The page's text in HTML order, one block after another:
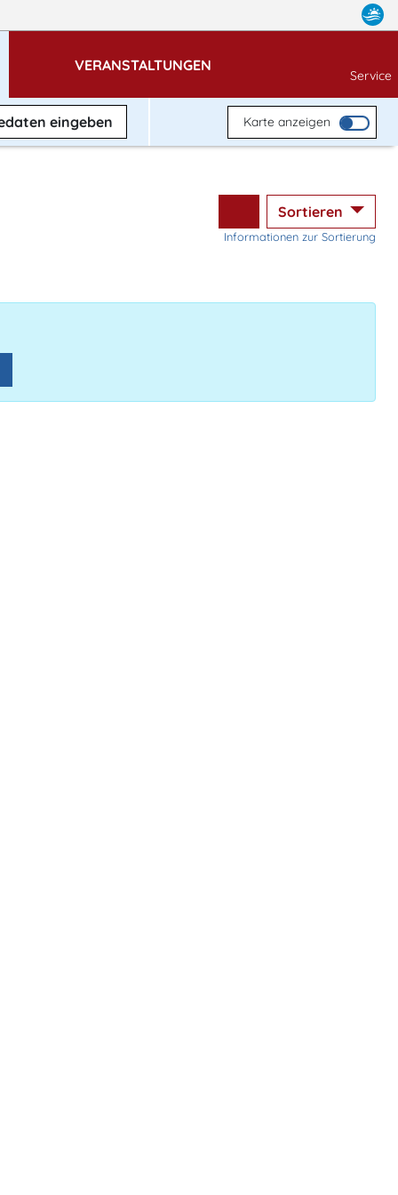
VERANSTALTUNGEN
Service
eingeben Karte anzeigen
Sortieren
Informationen zur Sortierung